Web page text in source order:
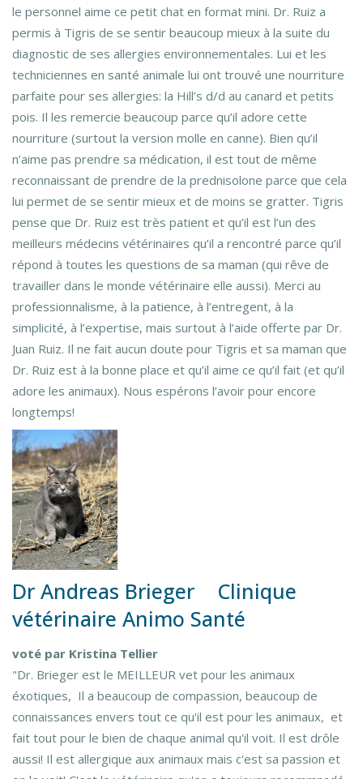
le personnel aime ce petit chat en format mini. Dr. Ruiz a
permis à Tigris de se sentir beaucoup mieux à la suite du
diagnostic de ses allergies environnementales. Lui et les
techniciennes en santé animale lui ont trouvé une nourriture
parfaite pour ses allergies: la Hill’s d/d au canard et petits
pois. Il les remercie beaucoup parce qu’il adore cette
nourriture (surtout la version molle en canne). Bien qu’il
n’aime pas prendre sa médication, il est tout de même
reconnaissant de prendre de la prednisolone parce que cela
lui permet de se sentir mieux et de moins se gratter. Tigris
pense que Dr. Ruiz est très patient et qu’il est l’un des
meilleurs médecins vétérinaires qu’il a rencontré parce qu’il
répond à toutes les questions de sa maman (qui rêve de
travailler dans le monde vétérinaire elle aussi). Merci au
professionnalisme, à la patience, à l’entregent, à la
simplicité, à l’expertise, mais surtout à l’aide offerte par Dr.
Juan Ruiz. Il ne fait aucun doute pour Tigris et sa maman que
Dr. Ruiz est à la bonne place et qu’il aime ce qu’il fait (et qu’il
adore les animaux). Nous espérons l’avoir pour encore
longtemps!
Dr Andreas Brieger Clinique
vétérinaire Animo Santé
voté par Kristina Tellier
"Dr. Brieger est le MEILLEUR vet pour les animaux
éxotiques, Il a beaucoup de compassion, beaucoup de
connaissances envers tout ce qu'il est pour les animaux, et
fait tout pour le bien de chaque animal qu'il voit. Il est drôle
aussi! Il est allergique aux animaux mais c'est sa passion et